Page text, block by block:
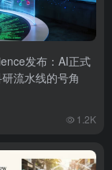
发布：AI正式
流水线的号角
1.2K